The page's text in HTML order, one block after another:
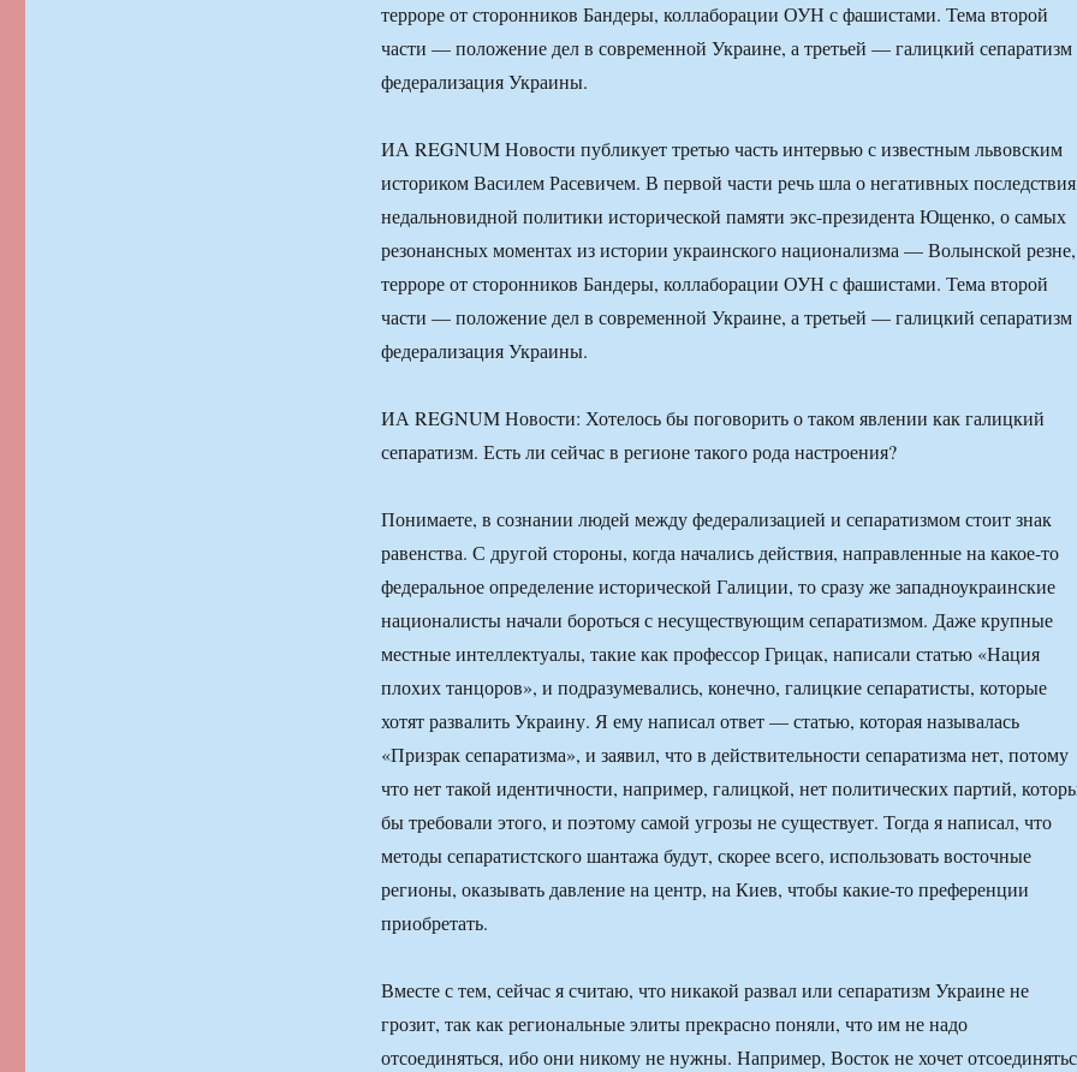
терроре от сторонников Бандеры, коллаборации ОУН с фашистами. Тема второй
части — положение дел в современной Украине, а третьей — галицкий
федерализация Украины.
ИА REGNUM Новости публикует третью часть интервью с известным львовским
историком Василем Расевичем. В первой части речь шла о негативных последствия
недальновидной политики исторической памяти экс-президента Ющенко, о самых
резонансных моментах из истории украинского национализма — Волынской резне,
терроре от сторонников Бандеры, коллаборации ОУН с фашистами. Тема второй
части — положение дел в современной Украине, а третьей — галицкий
федерализация Украины.
ИА REGNUM Новости: Хотелось бы поговорить о таком явлении как галицкий
сепаратизм. Есть ли сейчас в регионе такого рода настроения?
Понимаете, в сознании людей между федерализацией и сепаратизмом стоит знак
равенства. С другой стороны, когда начались действия, направленные на какое-то
федеральное определение исторической Галиции, то сразу же западноукраинские
националисты начали бороться с несуществующим сепаратизмом. Даже крупные
местные интеллектуалы, такие как профессор Грицак, написали статью «Нация
плохих танцоров», и подразумевались, конечно, галицкие сепаратисты, которые
хотят развалить Украину. Я ему написал ответ — статью, которая называлась
«Призрак сепаратизма», и заявил, что в действительности сепаратизма нет, потому
что нет такой идентичности, например, галицкой, нет политических партий,
бы требовали этого, и поэтому самой угрозы не существует. Тогда я написал, что
методы сепаратистского шантажа будут, скорее всего, использовать восточные
регионы, оказывать давление на центр, на Киев, чтобы какие-то преференции
приобретать.
Вместе с тем, сейчас я считаю, что никакой развал или сепаратизм Украине не
грозит, так как региональные элиты прекрасно поняли, что им не надо
отсоединяться, ибо они никому не нужны. Например, Восток не хочет